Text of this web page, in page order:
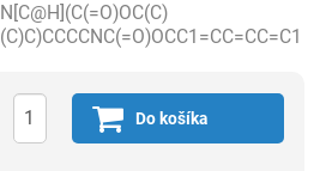
N[C@H](C(=O)OC(C)
(C)C)CCCCNC(=O)OCC1=CC=CC=C1
Do košíka